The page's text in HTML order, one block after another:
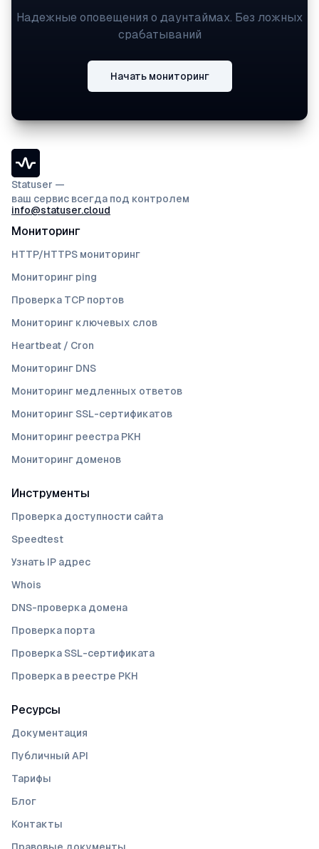
Надежные оповещения о даунтаймах. Без ложных
срабатываний
Начать мониторинг
Statuser —
ваш сервис всегда под контролем
info@statuser.cloud
Мониторинг
HTTP/HTTPS мониторинг
Мониторинг ping
Проверка TCP портов
Мониторинг ключевых слов
Heartbeat / Cron
Мониторинг DNS
Мониторинг медленных ответов
Мониторинг SSL-сертификатов
Мониторинг реестра РКН
Мониторинг доменов
Инструменты
Проверка доступности сайта
Speedtest
Узнать IP адрес
Whois
DNS-проверка домена
Проверка порта
Проверка SSL-сертификата
Проверка в реестре РКН
Ресурсы
Документация
Публичный API
Тарифы
Блог
Контакты